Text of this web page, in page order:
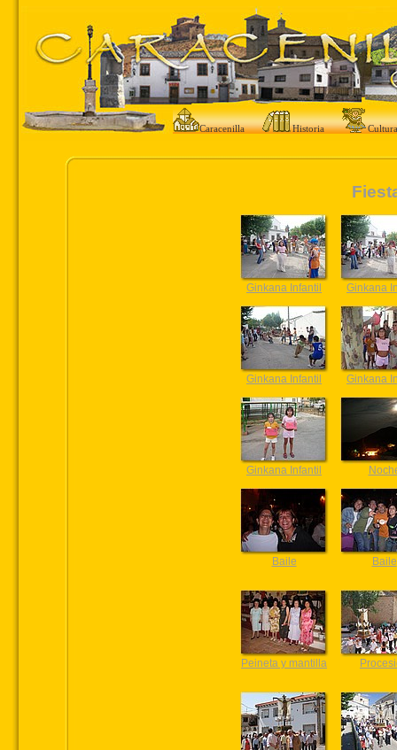
Caracenilla Historia